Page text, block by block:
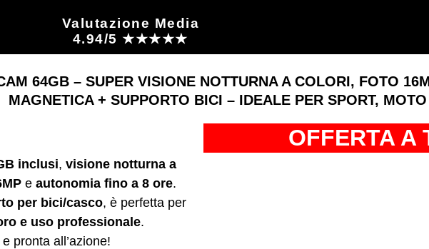
Valutazione Media
4.94/5 ★★★★★
64GB – SUPER VISIONE NOTTURNA A COLORI, FOTO
MAGNETICA + SUPPORTO BICI – IDEALE PER SPORT,
inclusi, visione notturna a
e autonomia fino a 8 ore.
per bici/casco, è perfetta per
e uso professionale.
pronta all’azione!
OFFERTA A